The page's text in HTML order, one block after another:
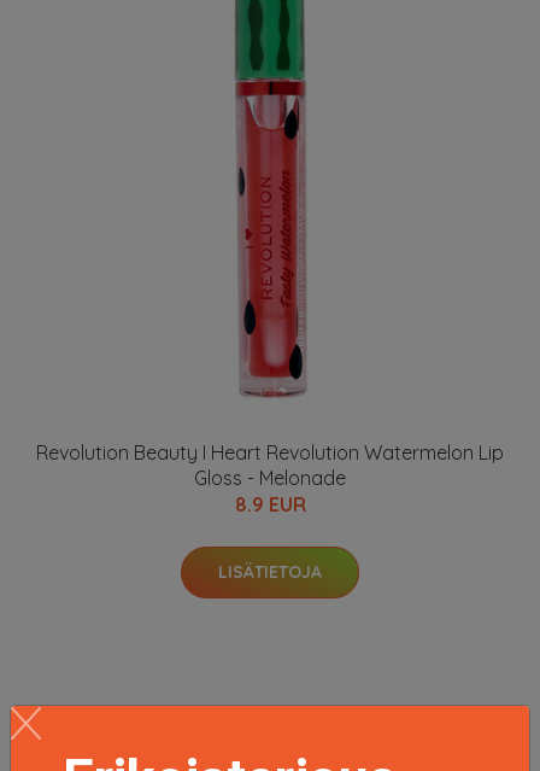
Revolution Beauty I Heart Revolution Watermelon Lip
Gloss - Melonade
8.9 EUR
LISÄTIETOJA